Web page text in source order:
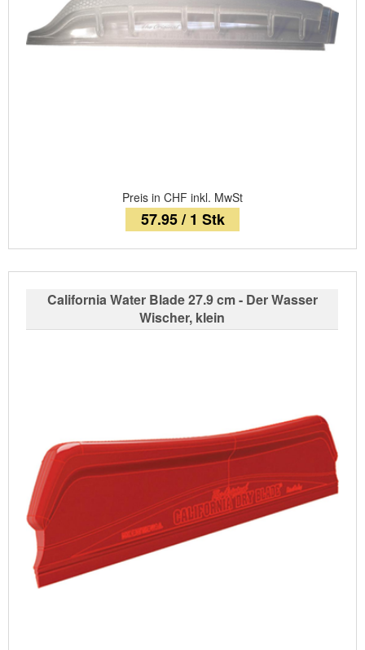
Preis in CHF inkl. MwSt
57.95 / 1 Stk
California Water Blade 27.9 cm - Der Wasser
Wischer, klein